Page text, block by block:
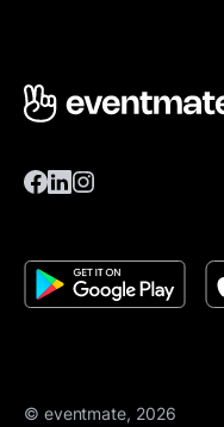
© eventmate, 2026